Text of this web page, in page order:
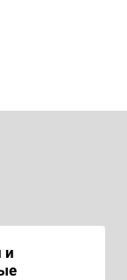
и